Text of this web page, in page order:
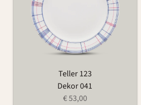
Teller 123
Dekor 041
€ 53,00